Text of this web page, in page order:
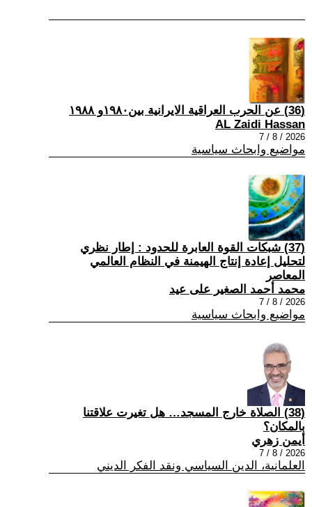
(36) عن الحرب العراقية الايرانية بين١٩٨٠و ١٩٨٨
AL Zaidi Hassan
2026 / 8 / 7
مواضيع وابحاث سياسية
(37) شبكات القوة العابرة للحدود : إطار نظري
لتحليل إعادة إنتاج الهيمنة في النظام العالمي
المعاصر
محمد أحمد الصغير على عيد
2026 / 8 / 7
مواضيع وابحاث سياسية
(38) الصلاة خارج المسجد… هل تغيرت علاقتنا
بالمكان؟
أيمن زهري
2026 / 8 / 7
العلمانية، الدين السياسي ونقد الفكر الديني